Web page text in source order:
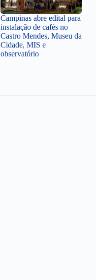
Campinas abre edital para
instalação de cafés no
Castro Mendes, Museu da
Cidade, MIS e
observatório